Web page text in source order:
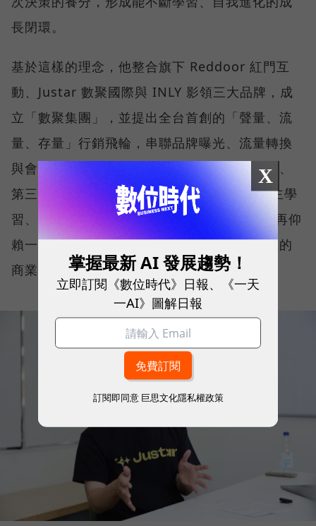
長閉環。
基於這樣的理念，他整合旗下 Reddoor 紅門互
動、Justar 數聚國際與 INLY 影領三大品牌，成
立「數聚集團」，並提出全台首創的「聲量、流
量、存量」行銷飛輪，串聯品牌曝光、流量轉換
與會員經營三大階段。並整合第一方、第二方、
第三方數據與生成式 AI，協助企業打造能自主學
習、持續優化的 AI 成長引擎，讓品牌成長不再仰
賴一次次重新開始，而是形成能持續累積價值的
商業飛輪。
X
掌握最新 AI 發展趨勢！
立即訂閱《數位時代》日報、《一天
一AI》圖解日報
訂閱即同意 巨思文化隱私權政策